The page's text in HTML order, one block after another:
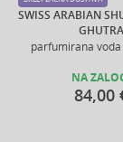
SWISS ARABIAN
GHUTRA
parfumirana voda
NA
84,00